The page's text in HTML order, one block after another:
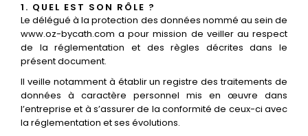
1. QUEL EST SON RÔLE ?
Le délégué à la protection des données nommé au sein de
www.oz-bycath.com a pour mission de veiller au respect
de la réglementation et des règles décrites dans le
présent document.
Il veille notamment à établir un registre des traitements de
données à caractère personnel mis en œuvre dans
l’entreprise et à s’assurer de la conformité de ceux-ci avec
la réglementation et ses évolutions.